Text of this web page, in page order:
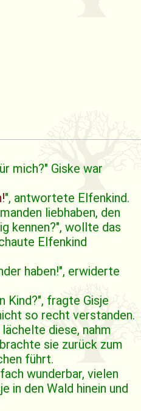
mich?" Giske war
", antwortete Elfenkind.
liebhaben, den
kennen?", wollte das
Elfenkind
haben!", erwiderte
Kind?", fragte Gisje
so recht verstanden.
diese, nahm
sie zurück zum
führt.
wunderbar, vielen
in den Wald hinein und